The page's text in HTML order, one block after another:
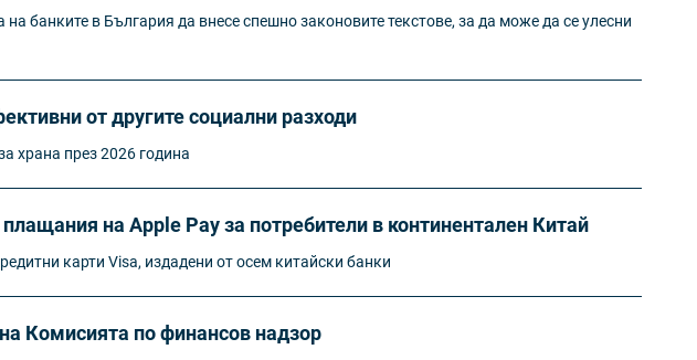
банките в България да внесе спешно законовите текстове, за да може да се улесни
от другите социални разходи
храна през 2026 година
на Apple Pay за потребители в континентален Китай
карти Visa, издадени от осем китайски банки
Комисията по финансов надзор